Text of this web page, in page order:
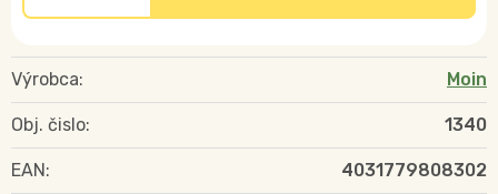
Výrobca: Moin
Obj. čislo: 1340
EAN: 4031779808302